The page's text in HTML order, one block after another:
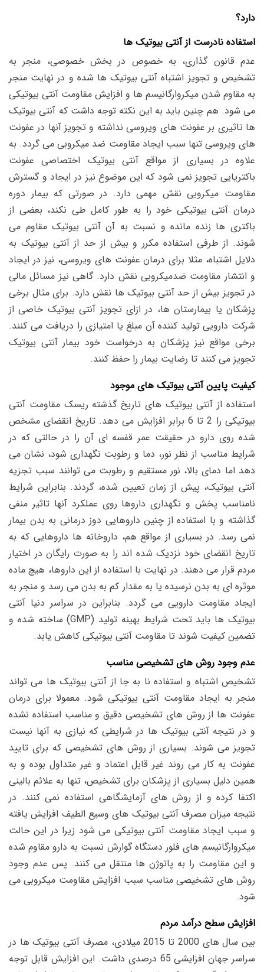
دارد؟
استفاده نادرست از آنتی بیوتیک ها
عدم قانون گذاری، به خصوص در بخش خصوصی، منجر به
تشخیص و تجویز اشتباه آنتی بیوتیک ها شده و در نهایت منجر
به مقاوم شدن میکروارگانیسم ها و افزایش مقاومت آنتی بیوتیکی
می شود. هم چنین باید به این نکته توجه داشت که آنتی بیوتیک
ها تاثیری بر عفونت های ویروسی نداشته و تجویز آنها در عفونت
های ویروسی تنها سبب ایجاد مقاومت ضد میکروبی می گردد. به
علاوه در بسیاری از مواقع آنتی بیوتیک اختصاصی عفونت
باکتریایی تجویز نمی شود که این موضوع نیز در ایجاد و گسترش
مقاومت میکروبی نقش مهمی دارد. در صورتی که بیمار دوره
درمان آنتی بیوتیکی خود را به طور کامل طی نکند، بعضی از
باکتری ها زنده مانده و نسبت به آن آنتی بیوتیک مقاوم می
شوند. از طرفی استفاده مکرر و بیش از حد از آنتی بیوتیک به
دلایل اشتباه، مثلا برای درمان عفونت های ویروسی، نیز در ایجاد
و انتشار مقاومت ضدمیکروبی نقش دارد. گاهی نیز مسائل مالی
در تجویز بیش از حد آنتی بیوتیک ها نقش دارد. برای مثال برخی
پزشکان یا بیمارستان ها، در ازای تجویز آنتی بیوتیک خاصی از
شرکت دارویی تولید کننده آن مبلغ یا امتیازی را دریافت می کنند.
برخی مواقع نیز پزشکان به درخواست خود بیمار آنتی بیوتیک
تجویز می کنند تا رضایت بیمار را حفظ کنند.
کیفیت پایین آنتی بیوتیک های موجود
استفاده از آنتی بیوتیک های تاریخ گذشته ریسک مقاومت آنتی
بیوتیکی را 2 تا 6 برابر افزایش می دهد. تاریخ انقضای مشخص
شده روی دارو در حقیقت عمر قفسه ای آن را در حالتی که در
شرایط مناسب از نظر نور، دما و رطوبت نگهداری شود، نشان می
دهد اما دمای بالا، نور مستقیم و رطوبت می توانند سبب تجزیه
آنتی بیوتیک، پیش از زمان تعیین شده، گردند. بنابراین شرایط
نامناسب پخش و نگهداری داروها روی عملکرد آنها تاثیر منفی
گذاشته و با استفاده از چنین داروهایی دوز درمانی به بدن بیمار
نمی رسد. در بسیاری از مواقع هم، داروخانه ها داروهایی که به
تاریخ انقضای خود نزدیک شده اند را به صورت رایگان در اختیار
مردم قرار می دهند. در نهایت با استفاده از این داروها، هیچ ماده
موثره ای به بدن نرسیده یا به مقدار کم به بدن می رسد و منجر به
ایجاد مقاومت دارویی می گردد. بنابراین در سراسر دنیا آنتی
بیوتیک ها باید تحت شرایط بهینه تولید (GMP) ساخته شده و
تضمین کیفیت شوند تا مقاومت آنتی بیوتیکی کاهش یابد.
عدم وجود روش های تشخیصی مناسب
تشخیص اشتباه و استفاده نا به جا از آنتی بیوتیک ها می تواند
منجر به ایجاد مقاومت آنتی بیوتیکی شود. معمولا برای درمان
عفونت ها از روش های تشخیصی دقیق و مناسب استفاده نشده
و در نتیجه آنتی بیوتیک ها در شرایطی که نیازی به آنها نیست
تجویز می شوند. بسیاری از روش های تشخیصی که برای تایید
عفونت به کار می روند غیر قابل اعتماد و غیر متداول بوده و به
همین دلیل بسیاری از پزشکان برای تشخیص، تنها به علائم بالینی
اکتفا کرده و از روش های آزمایشگاهی استفاده نمی کنند. در
نتیجه میزان مصرف آنتی بیوتیک های وسیع الطیف افزایش یافته
و سبب ایجاد مقاومت آنتی بیوتیکی می شود زیرا در این حالت
میکروارگانیسم های فلور دستگاه گوارش نسبت به دارو مقاوم شده
و این مقاومت را به پاتوژن ها منتقل می کنند. پس عدم وجود
روش های تشخیصی مناسب سبب افزایش مقاومت میکروبی می
شود.
افزایش سطح درآمد مردم
بین سال های 2000 تا 2015 میلادی، مصرف آنتی بیوتیک ها در
سراسر جهان افزایشی 65 درصدی داشت. این افزایش قابل توجه